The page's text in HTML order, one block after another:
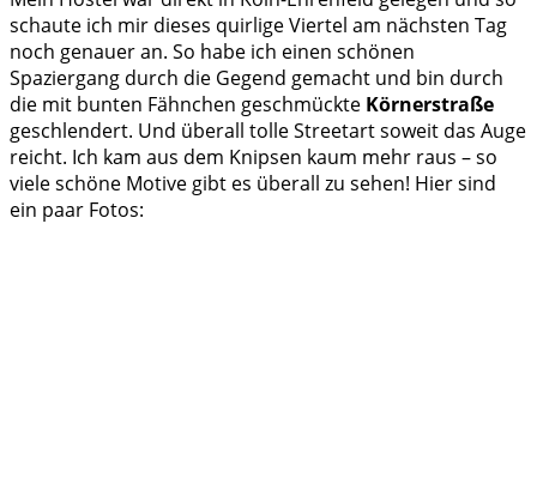
schaute ich mir dieses quirlige Viertel am nächsten Tag
noch genauer an. So habe ich einen schönen
Spaziergang durch die Gegend gemacht und bin durch
die mit bunten Fähnchen geschmückte Körnerstraße
geschlendert. Und überall tolle Streetart soweit das Auge
reicht. Ich kam aus dem Knipsen kaum mehr raus – so
viele schöne Motive gibt es überall zu sehen! Hier sind
ein paar Fotos: